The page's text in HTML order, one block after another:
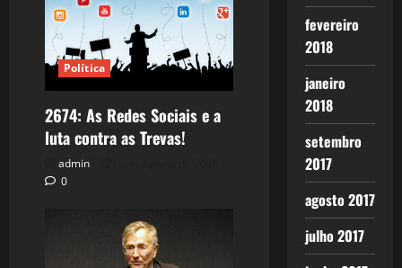
Política
2674: As Redes Sociais e a
luta contra as Trevas!
admin
0
fevereiro
2018
janeiro
2018
setembro
2017
agosto 2017
julho 2017